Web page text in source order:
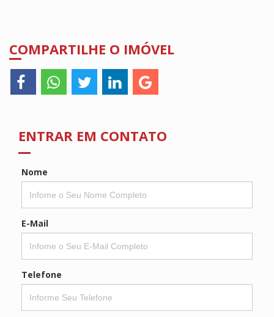
COMPARTILHE O IMÓVEL
ENTRAR EM CONTATO
Nome
E-Mail
Telefone